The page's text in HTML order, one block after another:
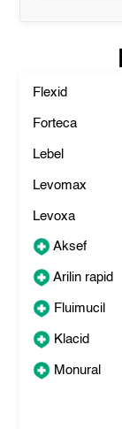
Flexid
Forteca
Lebel
Levomax
Levoxa
Aksef
Arilin rapid
Fluimucil
Klacid
Monural